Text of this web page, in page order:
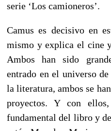
serie ‘Los camioneros’.
Camus es decisivo en
mismo y explica el cine
Ambos han sido
entrado en el universo
la literatura, ambos se
proyectos. Y con
fundamental del libro y